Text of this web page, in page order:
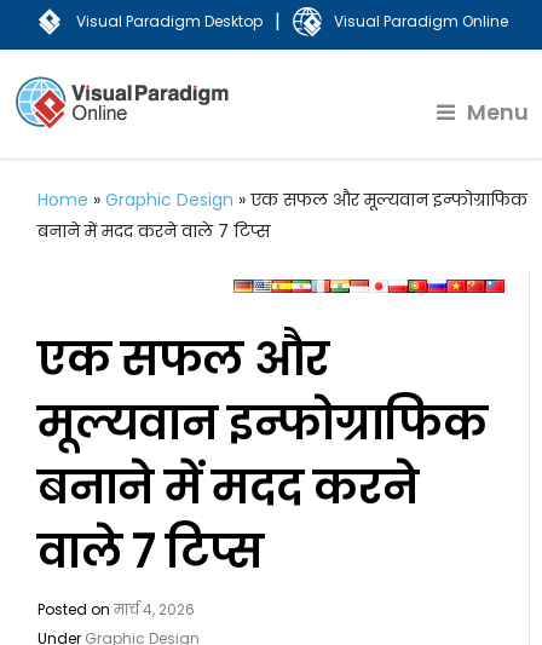
Visual Paradigm Desktop | Visual Paradigm Online
Menu
Home »Graphic Design »एक सफल और मूल्यवान इन्फोग्राफिक
बनाने में मदद करने वाले 7 टिप्स
एक सफल और
मूल्यवान इन्फोग्राफिक
बनाने में मदद करने
वाले 7 टिप्स
Posted onमार्च 4, 2026
Under Graphic Design